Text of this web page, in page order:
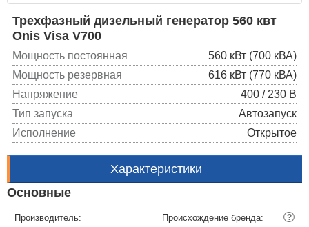
Трехфазный дизельный генератор 560 квт
Onis Visa V700
Мощность постоянная
560 кВт (700 кВА)
Мощность резервная
616 кВт (770 кВА)
Напряжение
400 / 230 В
Тип запуска
Автозапуск
Исполнение
Открытое
Характеристики
Основные
Производитель: Происхождение бренда: ?